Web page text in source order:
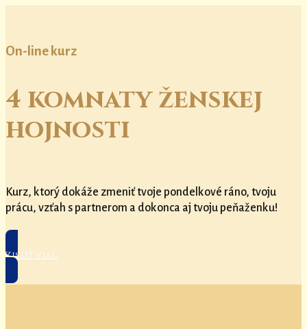
On-line kurz
4 komnaty ženskej
hojnosti
Kurz, ktorý dokáže zmeniť tvoje pondelkové ráno, tvoju
prácu, vzťah s partnerom a dokonca aj tvoju peňaženku!
Zistiť viac